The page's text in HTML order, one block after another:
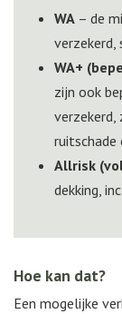
WA – de
verzekerd,
WA+
zijn ook
ruitschade
Allrisk
dekking,
Hoe kan dat?
Een mogelijke